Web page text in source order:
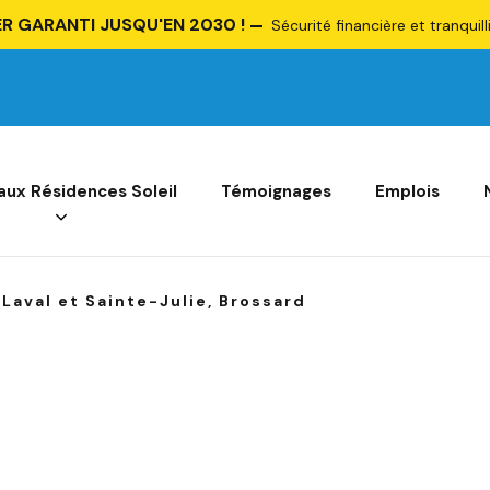
GARANTI JUSQU'EN 2030 ! Sécurité financière et
Résidences Soleil Témoignages Emplois
et Sainte-Julie, Brossard